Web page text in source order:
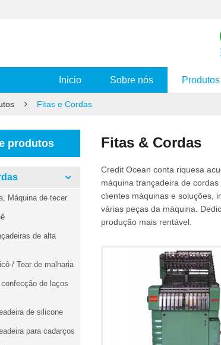
Inicio Sobre nós Produtos
Fitas e Cordas
Fitas & Cordas
Credit Ocean conta riquesa
máquina trançadeira de
clientes máquinas e soluções,
várias peças da máquina.
produção mais rentável.
produtos
Máquina de tecer
de alta
/ Tear de malharia
confecção de laços
de silicone
para cadarços